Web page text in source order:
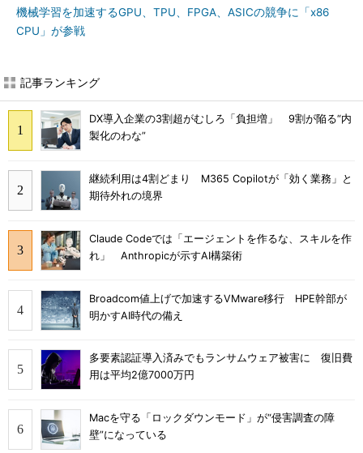
機械学習を加速するGPU、TPU、FPGA、ASICの競争に「x86
CPU」が参戦
記事ランキング
DX導入企業の3割超がむしろ「負担増」 9割が陥る“内
製化のわな”
継続利用は4割どまり M365 Copilotが「効く業務」と
期待外れの境界
Claude Codeでは「エージェントを作るな、スキルを作
れ」 Anthropicが示すAI構築術
Broadcom値上げで加速するVMware移行 HPE幹部が
明かすAI時代の備え
多要素認証導入済みでもランサムウェア被害に 復旧費
用は平均2億7000万円
Macを守る「ロックダウンモード」が“侵害調査の障
壁”になっている